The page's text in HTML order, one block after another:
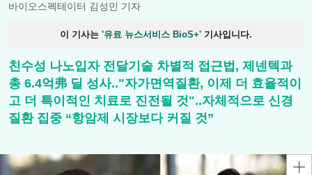
바이오스펙테이터 김성민 기자
이 기사는 '유료 뉴스서비스 BioS+' 기사입니다.
친수성 나노입자 전달기술 차별적 접근법, 제넨텍과
총 6.4억弗 딜 성사.."자가면역질환, 이제 더 효율적이
고 더 특이적인 치료로 진전될 것"..자체적으로 신경
질환 집중 “항암제 시장보다 커질 것”